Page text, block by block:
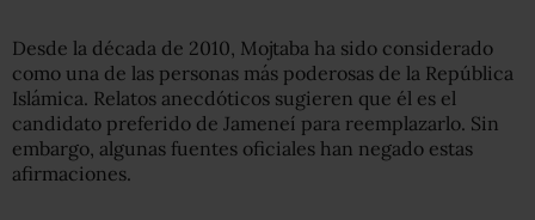
Desde la década de 2010, Mojtaba ha sido considerado
como una de las personas más poderosas de la República
Islámica. Relatos anecdóticos sugieren que él es el
candidato preferido de Jameneí para reemplazarlo. Sin
embargo, algunas fuentes oficiales han negado estas
afirmaciones.